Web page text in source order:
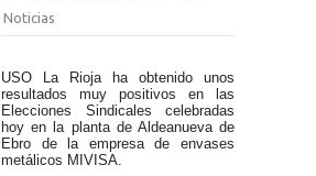
Noticias
USO La Rioja ha obtenido unos
resultados muy positivos en las
Elecciones Sindicales celebradas
hoy en la planta de Aldeanueva de
Ebro de la empresa de envases
metálicos MIVISA.